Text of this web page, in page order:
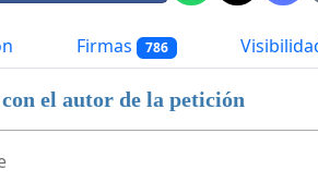
Firmas 786
el autor de la petición